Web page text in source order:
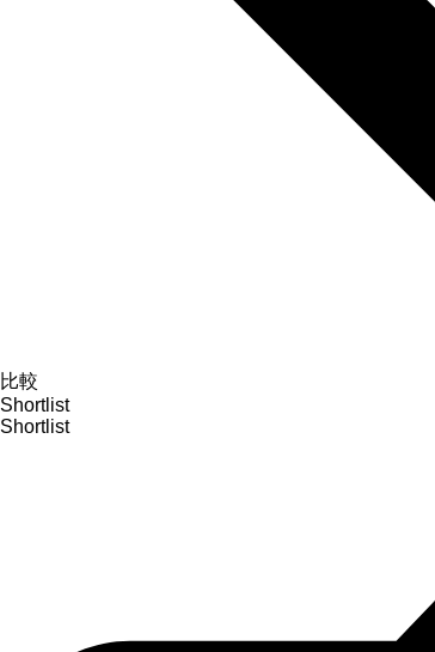
比較
Shortlist
Shortlist